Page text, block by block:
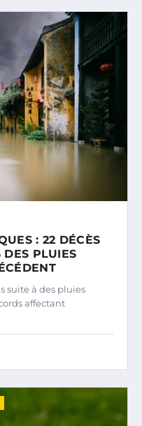
: 22 DÉCÈS
DES PLUIES
suite à des pluies
affectant